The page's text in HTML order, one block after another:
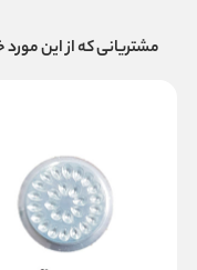
مشتریانی که از این مورد